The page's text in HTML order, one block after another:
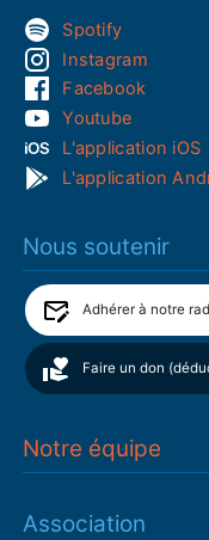
Spotify
Instagram
Facebook
Youtube
L'application iOS
L'application
Nous soutenir
Adhérer à notre
Faire un don
Notre équipe
Association